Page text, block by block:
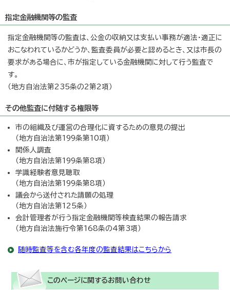
指定金融機関等の監査
指定金融機関等の監査は、公金の収納又は支払い事務が適法・適正に
おこなわれているかどうか、監査委員が必要と認めるとき、又は市長の
要求がある場合に、市が指定している金融機関に対して行う監査で
す。
（地方自治法第235条の2第2項）
その他監査に付随する権限等
市の組織及び運営の合理化に資するための意見の提出
（地方自治法第199条第10項）
関係人調査
（地方自治法第199条第8項）
学識経験者意見聴取
（地方自治法第199条第8項）
議会から送付された請願の処理
（地方自治法第125条）
会計管理者が行う指定金融機関等検査結果の報告請求
（地方自治法施行令第168条の4第3項）
随時監査等を含む各年度の監査結果はこちらから
このページに関するお問い合わせ